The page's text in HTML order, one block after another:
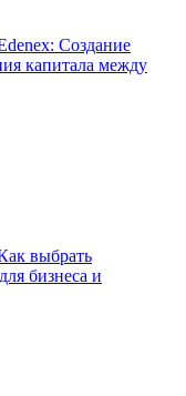
Создание
капитала между
выбрать
бизнеса и